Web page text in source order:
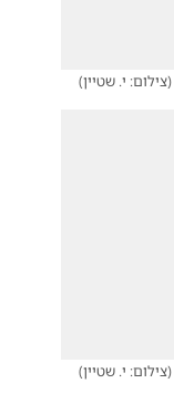
(צילום: י. שטיין)
(צילום: י. שטיין)